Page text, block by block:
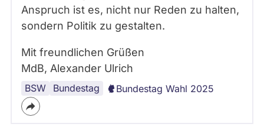
Anspruch ist es, nicht nur Reden zu halten,
sondern Politik zu gestalten.
Mit freundlichen Grüßen
MdB, Alexander Ulrich
BSW Bundestag Bundestag Wahl 2025